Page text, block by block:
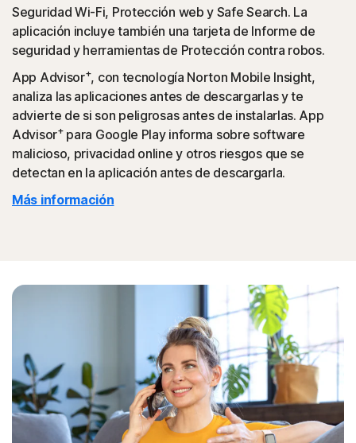
Seguridad Wi-Fi, Protección web y Safe Search. La
aplicación incluye también una tarjeta de Informe de
seguridad y herramientas de Protección contra robos.
App Advisor+, con tecnología Norton Mobile Insight,
analiza las aplicaciones antes de descargarlas y te
advierte de si son peligrosas antes de instalarlas. App
Advisor+para Google Play informa sobre software
malicioso, privacidad online y otros riesgos que se
detectan en la aplicación antes de descargarla.
Más información